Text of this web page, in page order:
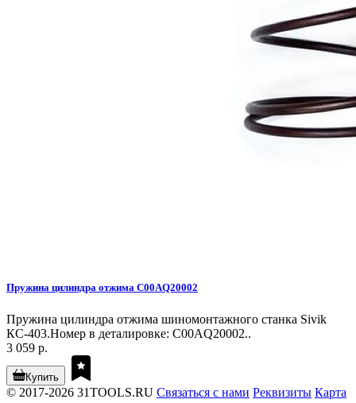
Пружина цилиндра отжима C00AQ20002
Пружина цилиндра отжима шиномонтажного станка Sivik
КС-403.Номер в деталировке: C00AQ20002..
3 059 р.
Купить
© 2017-2026 31TOOLS.RU Связаться с нами Реквизиты Карта